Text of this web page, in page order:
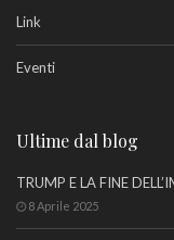
Link
Eventi
Ultime dal blog
TRUMP E LA FINE
8 Aprile 2025